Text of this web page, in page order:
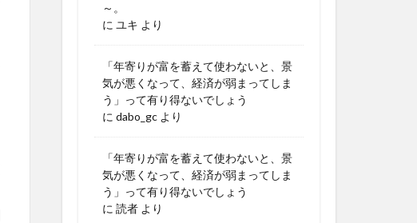
～。
に ユキ より
「年寄りが富を蓄えて使わないと、景
気が悪くなって、経済が弱まってしま
う」って有り得ないでしょう
に dabo_gc より
「年寄りが富を蓄えて使わないと、景
気が悪くなって、経済が弱まってしま
う」って有り得ないでしょう
に 読者 より